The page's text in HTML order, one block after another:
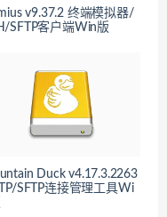
v9.37.2 终端模拟器/
SFTP客户端Win版
Duck v4.17.3.2263
SFTP连接管理工具Wi